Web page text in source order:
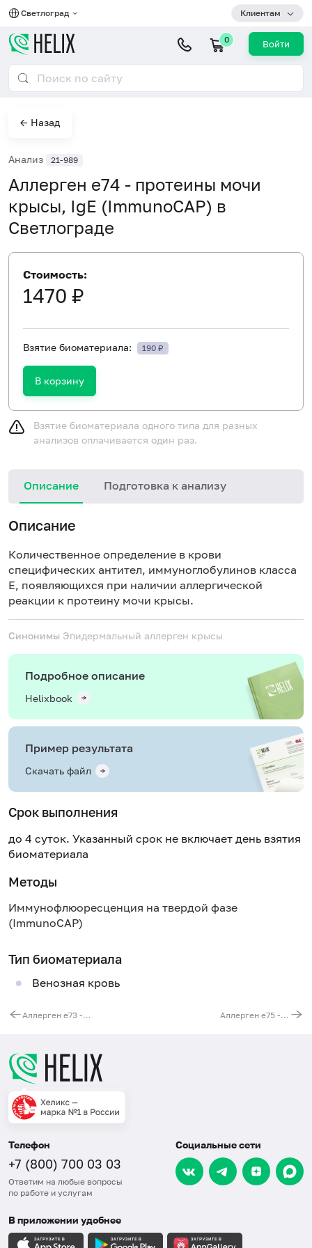
Светлоград Клиентам
0 Войти
← Назад
Анализ 21-989
Аллерген e74 - протеины мочи
крысы, IgE (ImmunoCAP) в
Светлограде
Стоимость:
1470 ₽
Взятие биоматериала: 190 ₽
В корзину
Взятие биоматериала одного типа для разных
анализов оплачивается один раз.
Описание Подготовка к анализу
Описание
Количественное определение в крови
специфических антител, иммуноглобулинов класса
E, появляющихся при наличии аллергической
реакции к протеину мочи крысы.
Синонимы Эпидермальный аллерген крысы
Подробное описание
Helixbook
Пример результата
Скачать файл
Срок выполнения
до 4 суток. Указанный срок не включает день взятия
биоматериала
Методы
Иммунофлюоресценция на твердой фазе
(ImmunoCAP)
Тип биоматериала
Венозная кровь
Аллерген e73 - эпителий крысы, IgE (ImmunoCAP) Аллерген e75 - протеины сыворотки крысы, IgE (ImmunoCAP)
Телефон
+7 (800) 700 03 03
Ответим на любые вопросы
по работе и услугам
Социальные сети
В приложении удобнее